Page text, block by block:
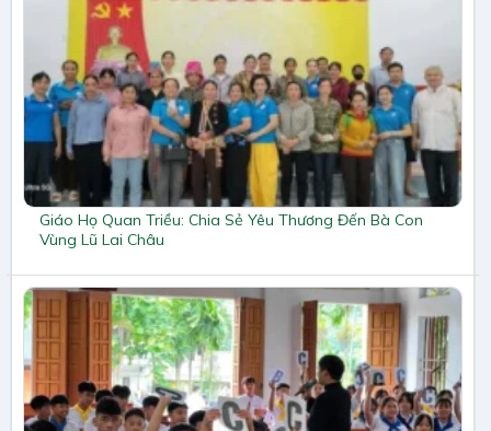
Giáo Họ Quan Triều: Chia Sẻ Yêu Thương Đến Bà Con
Vùng Lũ Lai Châu